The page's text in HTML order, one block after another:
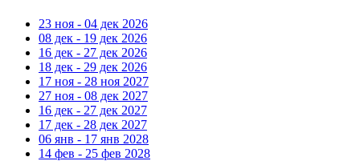
23 ноя - 04 дек 2026
08 дек - 19 дек 2026
16 дек - 27 дек 2026
18 дек - 29 дек 2026
17 ноя - 28 ноя 2027
27 ноя - 08 дек 2027
16 дек - 27 дек 2027
17 дек - 28 дек 2027
06 янв - 17 янв 2028
14 фев - 25 фев 2028